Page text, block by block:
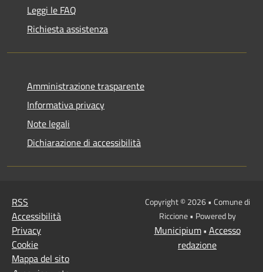
Leggi le FAQ
Richiesta assistenza
Amministrazione trasparente
Informativa privacy
Note legali
Dichiarazione di accessibilità
RSS
Accessibilità
Privacy
Cookie
Mappa del sito
Copyright © 2026 • Comune di
Riccione • Powered by
Municipium• Accesso
redazione